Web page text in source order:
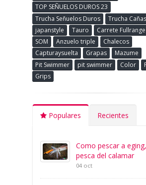
TOP SEÑUELOS DUROS 23
Trucha Señuelos Duros
Trucha Cañas
japanstyle
Tauro
Carrete Fullrange
SOM
Anzuelo triple
Chalecos
Capturaysuelta
Grapas
Mazume
Pit Swimmer
pit swimmer Color
Grips
Populares Recientes
Como pescar a
pesca del calamar
04 oct